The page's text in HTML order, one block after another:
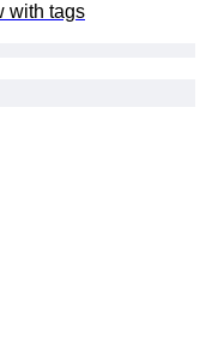
with tags